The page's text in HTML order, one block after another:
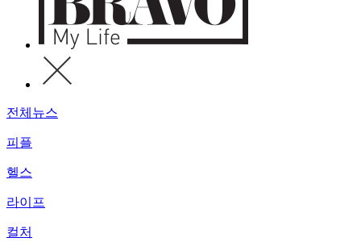
전체뉴스
피플
헬스
라이프
컬처